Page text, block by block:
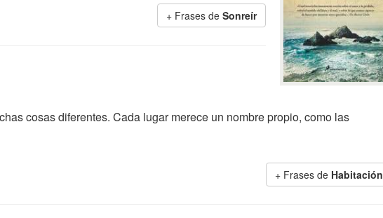
+ Frases de Sonreír
cosas diferentes. Cada lugar merece un nombre propio, como las
+ Frases de Habitación